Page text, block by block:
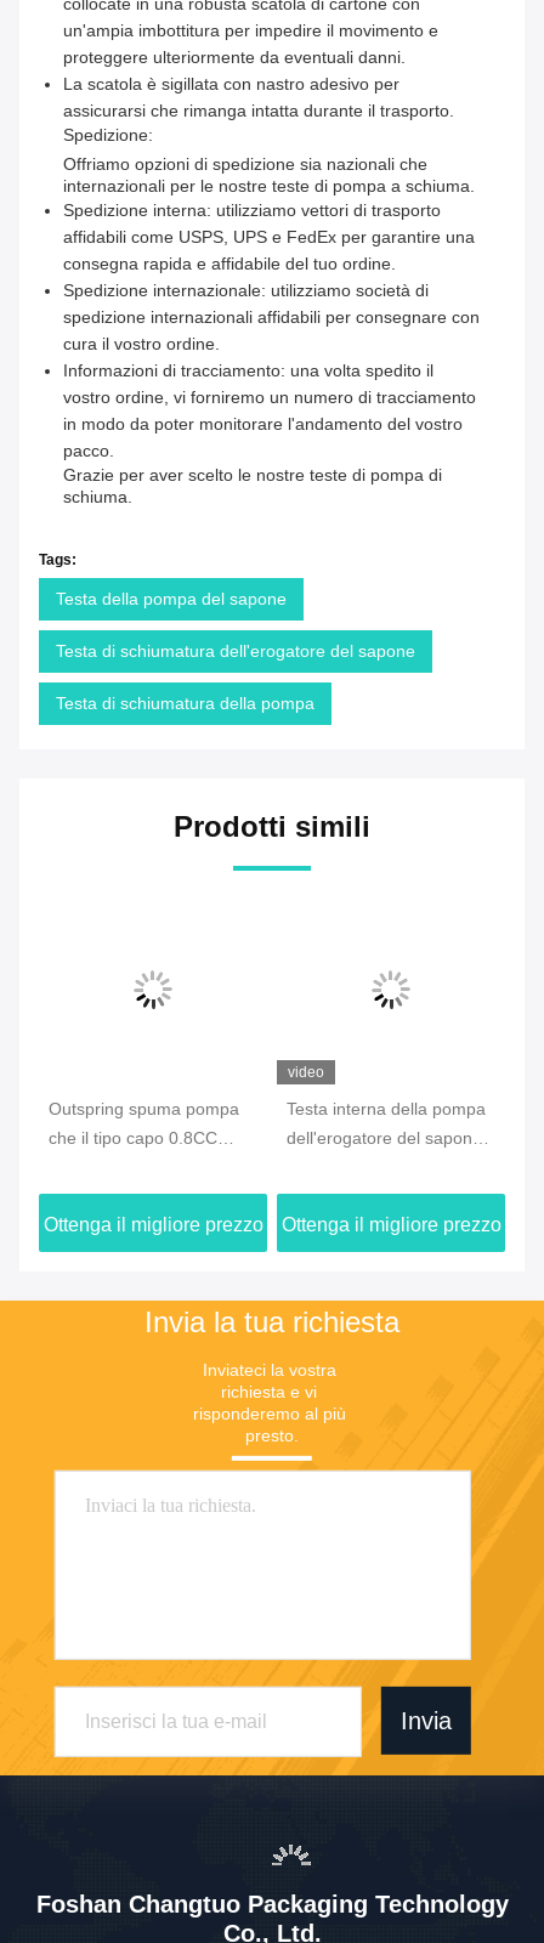
collocate in una robusta scatola di cartone con
un'ampia imbottitura per impedire il movimento e
proteggere ulteriormente da eventuali danni.
La scatola è sigillata con nastro adesivo per
assicurarsi che rimanga intatta durante il trasporto.
Spedizione:
Offriamo opzioni di spedizione sia nazionali che
internazionali per le nostre teste di pompa a schiuma.
Spedizione interna: utilizziamo vettori di trasporto
affidabili come USPS, UPS e FedEx per garantire una
consegna rapida e affidabile del tuo ordine.
Spedizione internazionale: utilizziamo società di
spedizione internazionali affidabili per consegnare con
cura il vostro ordine.
Informazioni di tracciamento: una volta spedito il
vostro ordine, vi forniremo un numero di tracciamento
in modo da poter monitorare l'andamento del vostro
pacco.
Grazie per aver scelto le nostre teste di pompa di
schiuma.
Tags:
Testa della pompa del sapone
Testa di schiumatura dell'erogatore del sapone
Testa di schiumatura della pompa
Prodotti simili
pompa
prezzo
Testa interna della pompa
dell'erogatore del sapone
riciclata per il prodotto
disinfettante della mano
Ottenga il migliore prezzo
Il tipo capo 1.5cc della
lozione della pompa
della schiuma ha
Ottenga il migliore
Invia la tua richiesta
Inviateci la vostra
richiesta e vi
risponderemo al più
presto.
Invia
Foshan Changtuo Packaging Technology
Co., Ltd.